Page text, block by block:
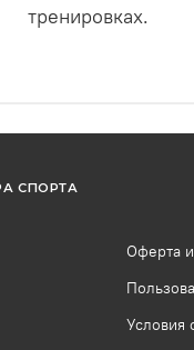
тренировках.
СПОРТА
Оферта
Условия